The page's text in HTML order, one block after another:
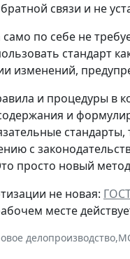
связи и не
по себе не
стандарт
изменений,
и процедуры
и
с
просто новый
не новая:
месте
делопроизводство,